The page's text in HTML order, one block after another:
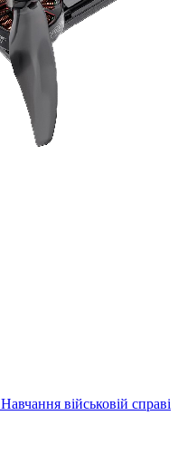
Навчання військовій справі